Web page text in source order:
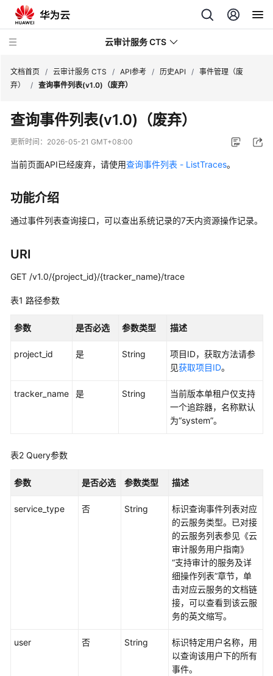
云审计服务 CTS
最
新
动
品
介
绍
速
入
户
南
佳
API
考
使
文档首页 / 云审计服务 CTS / API参考 / 历史API / 事件管理（废
弃）
/ 查询事件列表(v1.0)（废弃）
查询事件列表(v1.0)（废弃）
更新时间： 2026-05-21 GMT+08:00
当前页面API已经废弃，请使用查询事件列表 - ListTraces。
功能介绍
通过事件列表查询接口，可以查出系统记录的7天内资源操作记录。
URI
GET /v1.0/{project_id}/{tracker_name}/trace
表1 路径参数
参数 是否必选 参数类型 描述
project_id 是 String
项目ID，获取方法请参
见获取项目ID。
tracker_name 是 String
当前版本单租户仅支持
一个追踪器，名称默认
为“system”。
表2 Query参数
参数 是否必选 参数类型 描述
service_type 否 String
标识查询事件列表对应
的云服务类型。已对接
的云服务列表参见《云
审计服务用户指南》
“支持审计的服务及详
细操作列表”章节，单
击对应云服务的文档链
接，可以查看到该云服
务的英文缩写。
user 否 String
标识特定用户名称，用
以查询该用户下的所有
事件。